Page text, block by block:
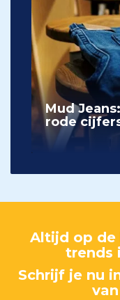
Mud
rode
Altijd op de
trends
Schrijf je nu